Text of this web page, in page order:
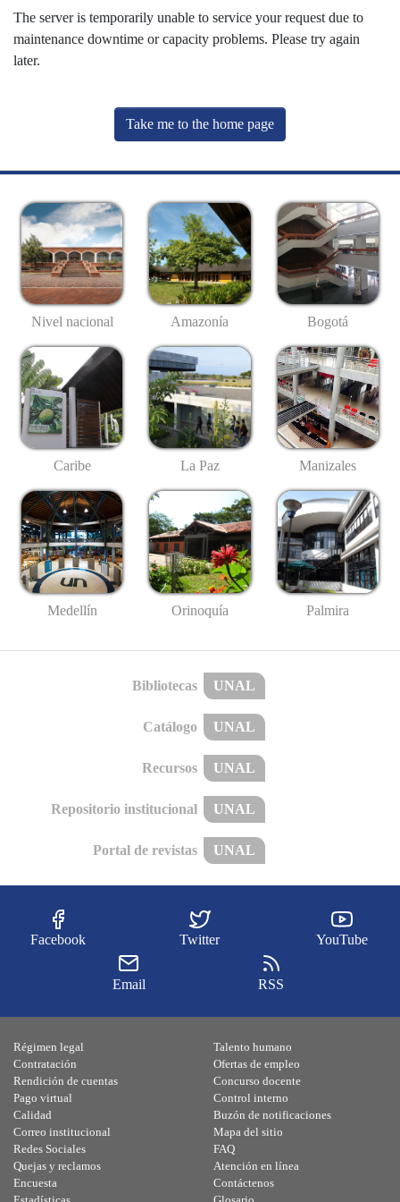
The server is temporarily unable to service your request due to
maintenance downtime or capacity problems. Please try again
later.
Take me to the home page
Nivel nacional Amazonía Bogotá
Caribe La Paz Manizales
Medellín Orinoquía Palmira
Bibliotecas UNAL
Catálogo UNAL
Recursos UNAL
Repositorio institucional UNAL
Portal de revistas UNAL
Facebook Twitter YouTube
Email RSS
Régimen legal
Contratación
Rendición de cuentas
Pago virtual
Calidad
Talento humano
Ofertas de empleo
Concurso docente
Control interno
Buzón de notificaciones
Correo institucional
Redes Sociales
Quejas y reclamos
Encuesta
Mapa del sitio
FAQ
Atención en línea
Contáctenos